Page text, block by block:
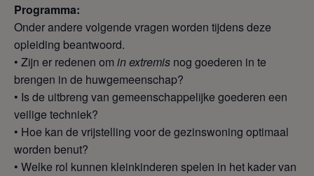
Programma:
Onder andere volgende vragen worden tijdens deze
opleiding beantwoord.
• Zijn er redenen om in extremis nog goederen in te
brengen in de huwgemeenschap?
• Is de uitbreng van gemeenschappelijke goederen een
veilige techniek?
• Hoe kan de vrijstelling voor de gezinswoning optimaal
worden benut?
• Welke rol kunnen kleinkinderen spelen in het kader van